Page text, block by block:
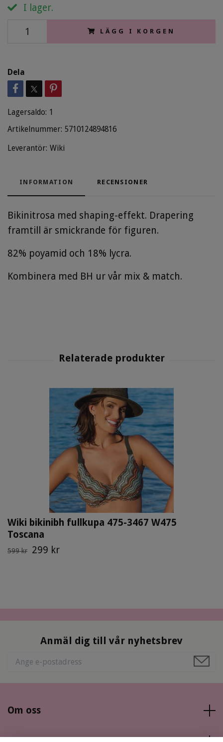
I lager.
LÄGG I KORGEN
Dela
Lagersaldo: 1
Artikelnummer: 5710124894816
Leverantör: Wiki
INFORMATION RECENSIONER
Bikinitrosa med shaping-effekt. Drapering
framtill är smickrande för figuren.
82% poyamid och 18% lycra.
Kombinera med BH ur vår mix & match.
Wiki bikinibh fullkupa 475-3467 W475
Toscana
599 kr 299 kr
Anmäl dig till vår nyhetsbrev
Om oss